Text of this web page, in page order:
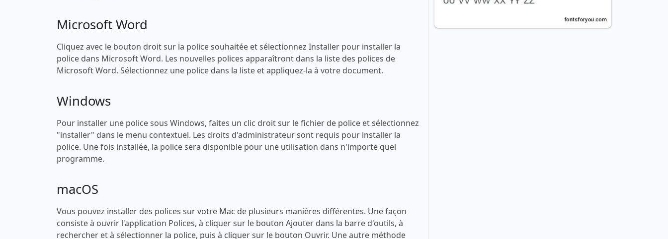
Microsoft Word
Cliquez avec le bouton droit sur la police souhaitée et sélectionnez Installer pour installer la
police dans Microsoft Word. Les nouvelles polices apparaîtront dans la liste des polices de
Microsoft Word. Sélectionnez une police dans la liste et appliquez-la à votre document.
Windows
Pour installer une police sous Windows, faites un clic droit sur le fichier de police et sélectionnez
"installer" dans le menu contextuel. Les droits d'administrateur sont requis pour installer la
police. Une fois installée, la police sera disponible pour une utilisation dans n'importe quel
programme.
macOS
Vous pouvez installer des polices sur votre Mac de plusieurs manières différentes. Une façon
consiste à ouvrir l'application Polices, à cliquer sur le bouton Ajouter dans la barre d'outils, à
rechercher et à sélectionner la police, puis à cliquer sur le bouton Ouvrir. Une autre méthode